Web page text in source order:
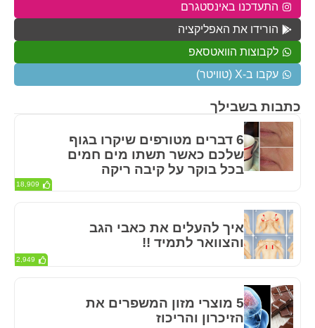
כתבות בשבילך
6 דברים מטורפים שיקרו בגוף
שלכם כאשר תשתו מים חמים
בכל בוקר על קיבה ריקה
18,909
איך להעלים את כאבי הגב
והצוואר לתמיד !!
2,949
5 מוצרי מזון המשפרים את
הזיכרון והריכוז
התעדכנו באינסטגרם
הורידו את האפליקציה
לקבוצות הוואטסאפ
עקבו ב-X (טוויטר)